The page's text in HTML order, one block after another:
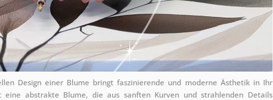
Design einer Blume bringt faszinierende und moderne Ästhetik in Ihr
eine abstrakte Blume, die aus sanften Kurven und strahlenden Details